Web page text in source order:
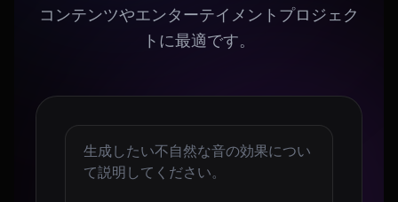
コンテンツやエンターテイメントプロジェク
トに最適です。